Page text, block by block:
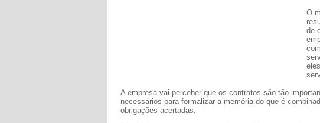
O
de
A empresa vai perceber que os contratos são tão
necessários para formalizar a memória do que é
obrigações acertadas.